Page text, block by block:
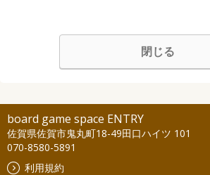
閉じる
board game space ENTRY
佐賀県佐賀市鬼丸町18-49田口ハイツ 101
070-8580-5891
利用規約